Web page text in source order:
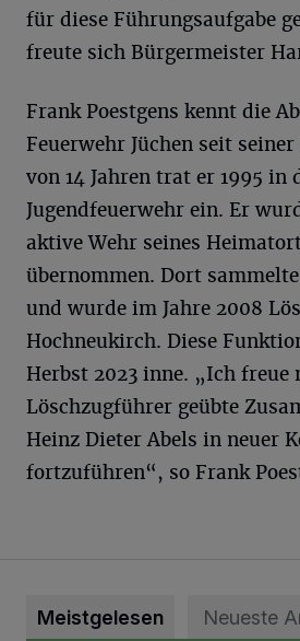
für diese Führungsaufgabe
freute sich Bürgermeister
Frank Poestgens kennt die
Feuerwehr Jüchen seit
von 14 Jahren trat er 1995 in
Jugendfeuerwehr ein. Er
aktive Wehr seines
übernommen. Dort
und wurde im Jahre 2008
Hochneukirch. Diese
Herbst 2023 inne. „Ich freue
Löschzugführer geübte
Heinz Dieter Abels in neuer
fortzuführen“, so Frank
Meistgelesen Neueste